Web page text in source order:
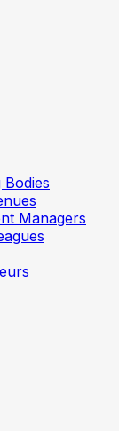
Managers